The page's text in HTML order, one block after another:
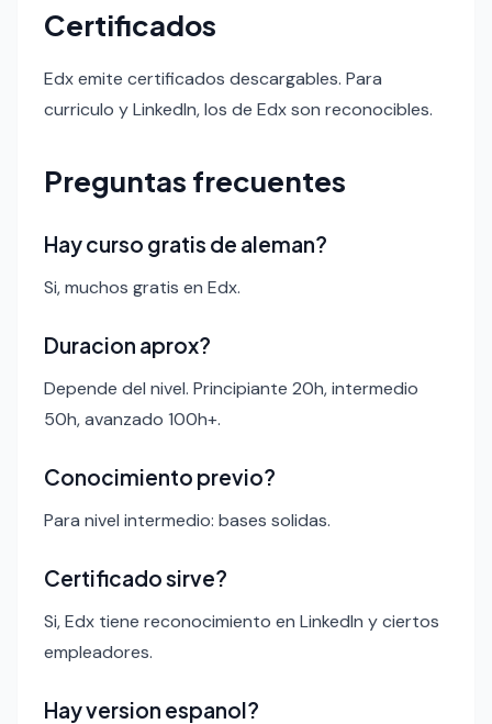
Certificados
Edx emite certificados descargables. Para
curriculo y LinkedIn, los de Edx son reconocibles.
Preguntas frecuentes
Hay curso gratis de aleman?
Si, muchos gratis en Edx.
Duracion aprox?
Depende del nivel. Principiante 20h, intermedio
50h, avanzado 100h+.
Conocimiento previo?
Para nivel intermedio: bases solidas.
Certificado sirve?
Si, Edx tiene reconocimiento en LinkedIn y ciertos
empleadores.
Hay version espanol?